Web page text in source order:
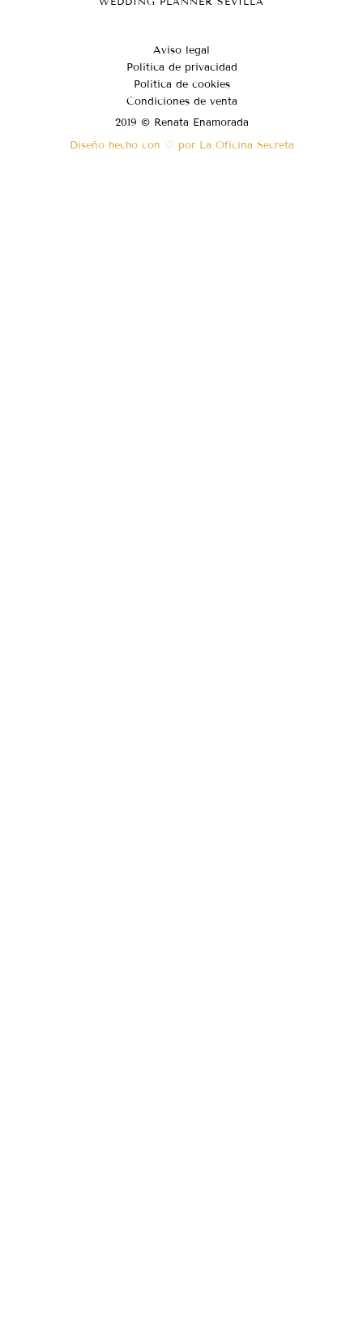
Aviso legal
Política de privacidad
Política de cookies
Condiciones de venta
2019 © Renata Enamorada
Diseño hecho con ♡ por La Oficina Secreta